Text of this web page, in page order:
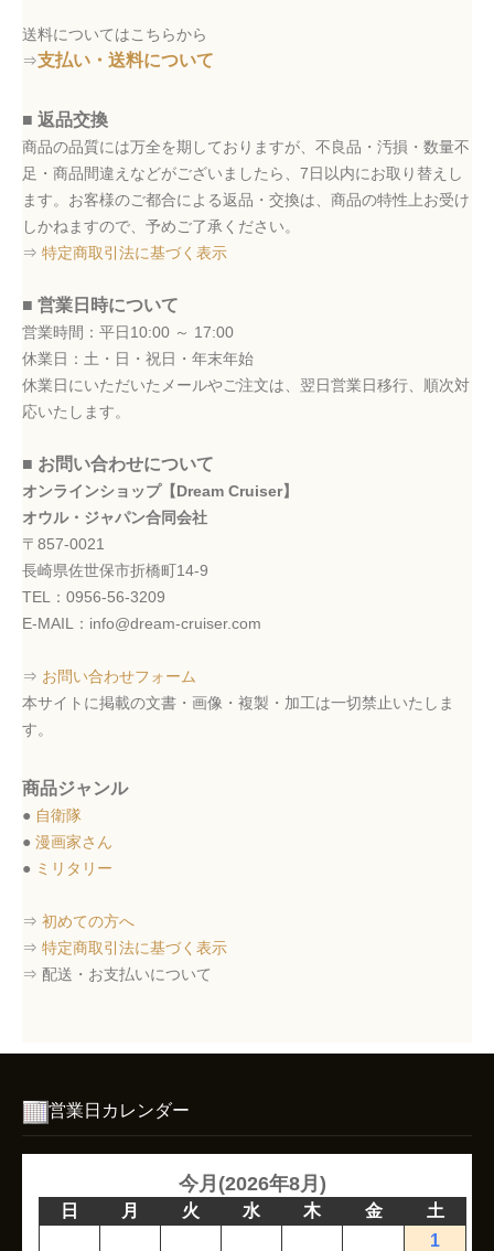
送料についてはこちらから
⇒支払い・送料について
■ 返品交換
商品の品質には万全を期しておりますが、不良品・汚損・数量不
足・商品間違えなどがございましたら、7日以内にお取り替えし
ます。お客様のご都合による返品・交換は、商品の特性上お受け
しかねますので、予めご了承ください。
⇒ 特定商取引法に基づく表示
■ 営業日時について
営業時間：平日10:00 ～ 17:00
休業日：土・日・祝日・年末年始
休業日にいただいたメールやご注文は、翌日営業日移行、順次対
応いたします。
■ お問い合わせについて
オンラインショップ【Dream Cruiser】
オウル・ジャパン合同会社
〒857-0021
長崎県佐世保市折橋町14-9
TEL：0956-56-3209
E-MAIL：info@dream-cruiser.com
⇒ お問い合わせフォーム
本サイトに掲載の文書・画像・複製・加工は一切禁止いたしま
す。
商品ジャンル
● 自衛隊
● 漫画家さん
● ミリタリー
⇒ 初めての方へ
⇒ 特定商取引法に基づく表示
⇒ 配送・お支払いについて
営業日カレンダー
今月(2026年8月)
日 月 火 水 木 金
土
1